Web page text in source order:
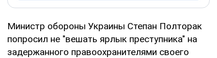
Министр обороны Украины Степан Полторак
попросил не "вешать ярлык преступника" на
задержанного правоохранителями своего